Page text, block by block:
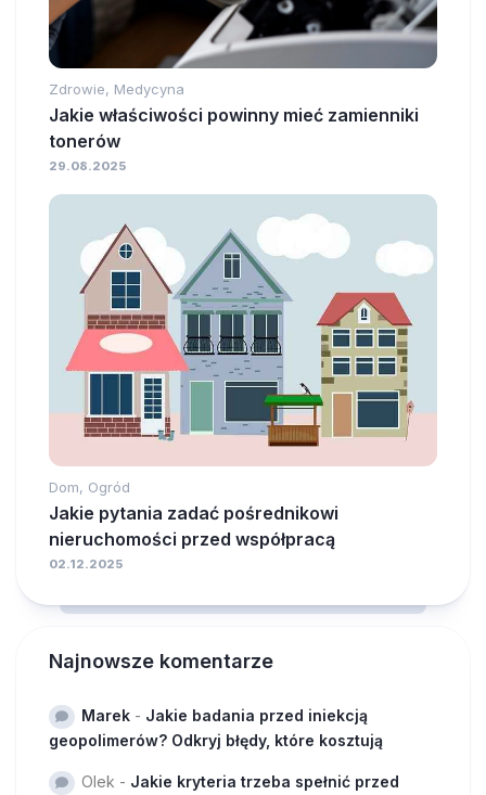
Zdrowie, Medycyna
Jakie właściwości powinny mieć zamienniki
tonerów
29.08.2025
Dom, Ogród
Jakie pytania zadać pośrednikowi
nieruchomości przed współpracą
02.12.2025
Najnowsze komentarze
Marek - Jakie badania przed iniekcją
geopolimerów? Odkryj błędy, które kosztują
Olek - Jakie kryteria trzeba spełnić przed